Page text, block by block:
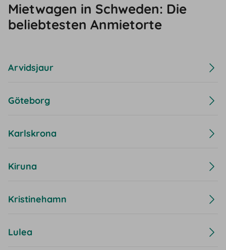
Mietwagen in Schweden: Die
beliebtesten Anmietorte
Arvidsjaur
Göteborg
Karlskrona
Kiruna
Kristinehamn
Lulea